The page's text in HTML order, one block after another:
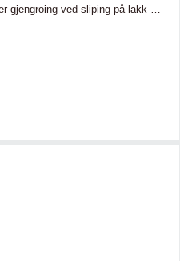
gjengroing ved sliping på lakk og